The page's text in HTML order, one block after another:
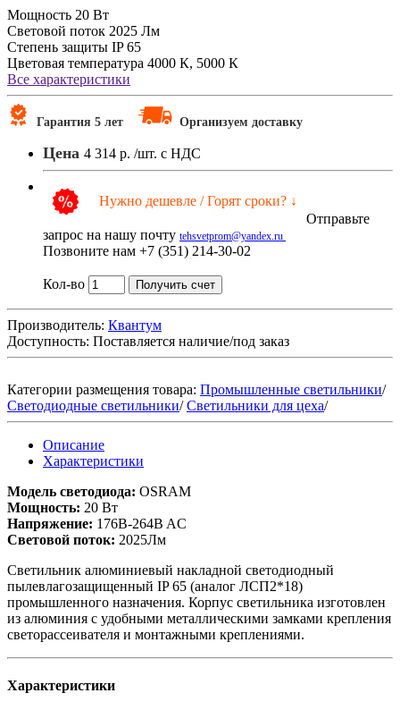
Мощность 20 Вт
Световой поток 2025 Лм
Степень защиты IP 65
Цветовая температура 4000 К, 5000 К
Все характеристики
Гарантия 5 лет Организуем доставку
Цена 4 314 р. /шт. с НДС
Нужно дешевле / Горят сроки? ↓
Отправьте
запрос на нашу почту tehsvetprom@yandex.ru
Позвоните нам +7 (351) 214-30-02
Кол-во Получить счет
Производитель: Квантум
Доступность: Поставляется наличие/под заказ
Категории размещения товара: Промышленные светильники/
Светодиодные светильники/Светильники для цеха/
Описание
Характеристики
Модель светодиода: OSRAM
Мощность: 20 Вт
Напряжение: 176B-264B AC
Световой поток: 2025Лм
Светильник алюминиевый накладной светодиодный
пылевлагозащищенный IP 65 (аналог ЛСП2*18)
промышленного назначения. Корпус светильника изготовлен
из алюминия с удобными металлическими замками крепления
светорассеивателя и монтажными креплениями.
Характеристики